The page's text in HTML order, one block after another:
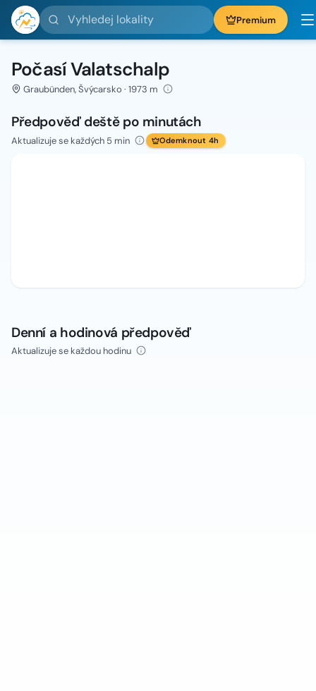
Vyhledej lokality Premium
Počasí Valatschalp
Graubünden, Švýcarsko · 1973 m
Předpověď deště po minutách
Aktualizuje se každých 5 min Odemknout 4h
Denní a hodinová předpověď
Aktualizuje se každou hodinu